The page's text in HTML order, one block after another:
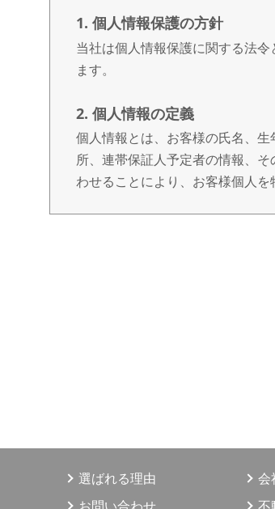
1. 個人情報保護の方針
当社は個人情報保護に関する法
ます。
2. 個人情報の定義
個人情報とは、お客様の氏名、
所、連帯保証人予定者の情報、
わせることにより、お客様個人を
個人情報の取得は、適正な手段
だき、ご本人の同意なく、利用
びアンケートのお願い等のマー
情報、サービスの提供は、ご本
選ばれる理由
会